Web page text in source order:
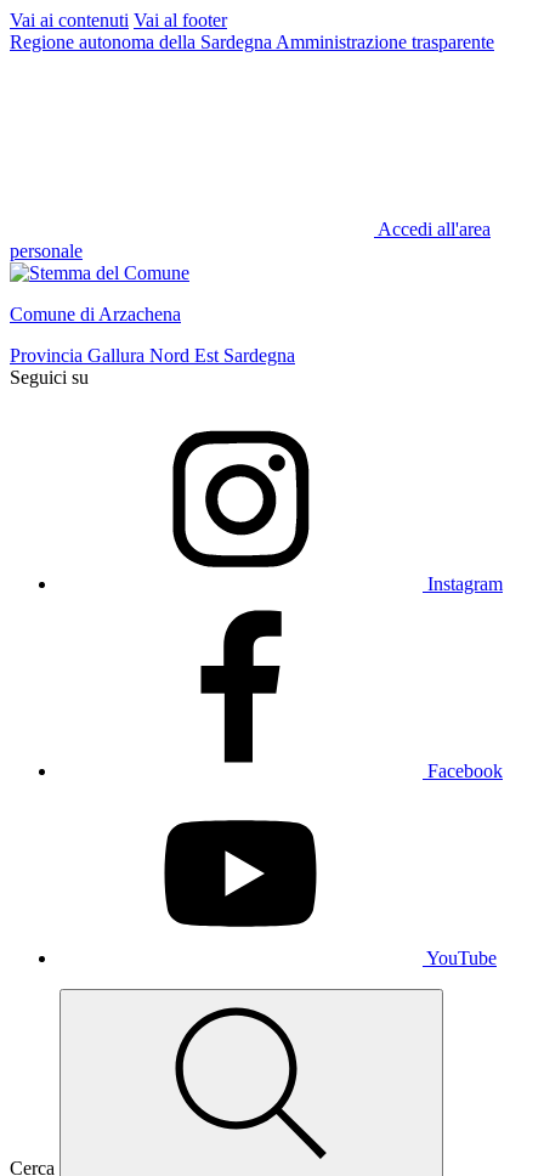
Vai ai contenuti Vai al footer
Regione autonoma della Sardegna Amministrazione trasparente
Accedi all'area
personale
Comune di Arzachena
Provincia Gallura Nord Est Sardegna
Seguici su
Instagram
Facebook
YouTube
Cerca